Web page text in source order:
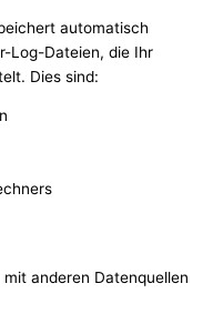
automatisch
Log-Dateien, die Ihr
Dies sind:
anderen Datenquellen